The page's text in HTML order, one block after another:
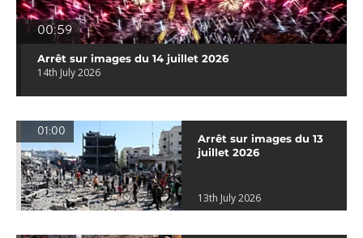
00:59
Arrêt sur images du 14 juillet 2026
14th July 2026
01:00
Arrêt sur images du 13
juillet 2026
13th July 2026